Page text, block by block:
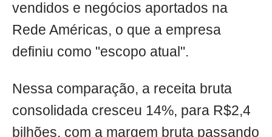
vendidos e negócios aportados na
Rede Américas, o que a empresa
definiu como "escopo atual".
Nessa comparação, a receita bruta
consolidada cresceu 14%, para R$2,4
bilhões, com a margem bruta passando